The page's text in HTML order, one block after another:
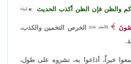
والظن فإن الظن أكذب الحديث
[رواه
[الأنعام: 116]
الخرص التخمين والكذب،
خبراً، أذاعوا به، نشروه على طول،